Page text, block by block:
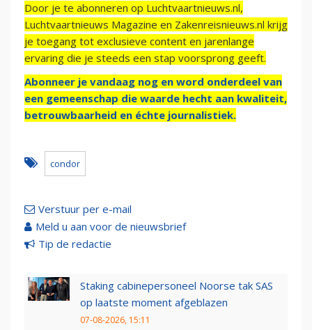
Door je te abonneren op Luchtvaartnieuws.nl,
Luchtvaartnieuws Magazine en Zakenreisnieuws.nl krijg
je toegang tot exclusieve content en jarenlange
ervaring die je steeds een stap voorsprong geeft.
Abonneer je vandaag nog en word onderdeel van
een gemeenschap die waarde hecht aan kwaliteit,
betrouwbaarheid en échte journalistiek.
condor
Verstuur per e-mail
Meld u aan voor de nieuwsbrief
Tip de redactie
Staking cabinepersoneel Noorse tak SAS
op laatste moment afgeblazen
07-08-2026, 15:11